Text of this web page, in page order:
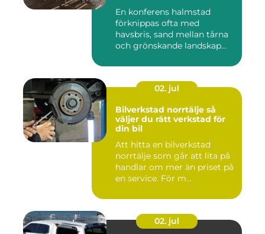
En konferens halmstad
förknippas ofta med
havsbris, sand mellan tårna
och grönskande landskap
02. jul
Bilverkstad norrtälje så
väljer du rätt verkstad för
din bil
Att hitta en bilverkstad
norrtälje som går att lita på
handlar om mer än priset på
en service. För m...
02. jul